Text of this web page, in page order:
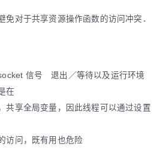
免对于共享资源操作函数的访问冲突．
信号 退出／等待以及运行环境
在
共享全局变量，因此线程可以通过设置
访问，既有用也危险